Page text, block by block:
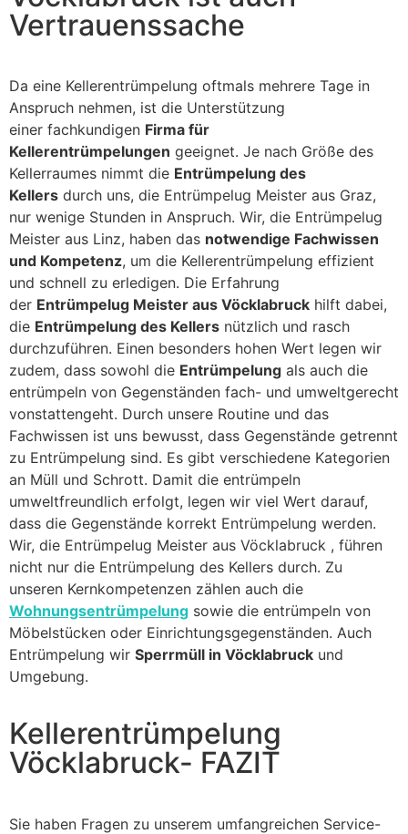
Vertrauenssache
Da eine Kellerentrümpelung oftmals mehrere Tage in
Anspruch nehmen, ist die Unterstützung
einer fachkundigen Firma für
Kellerentrümpelungen geeignet. Je nach Größe des
Kellerraumes nimmt die Entrümpelung des
Kellers durch uns, die Entrümpelug Meister aus Graz,
nur wenige Stunden in Anspruch. Wir, die Entrümpelug
Meister aus Linz, haben das notwendige Fachwissen
und Kompetenz, um die Kellerentrümpelung effizient
und schnell zu erledigen. Die Erfahrung
der Entrümpelug Meister aus Vöcklabruck hilft dabei,
die Entrümpelung des Kellers nützlich und rasch
durchzuführen. Einen besonders hohen Wert legen wir
zudem, dass sowohl die Entrümpelung als auch die
entrümpeln von Gegenständen fach- und umweltgerecht
vonstattengeht. Durch unsere Routine und das
Fachwissen ist uns bewusst, dass Gegenstände getrennt
zu Entrümpelung sind. Es gibt verschiedene Kategorien
an Müll und Schrott. Damit die entrümpeln
umweltfreundlich erfolgt, legen wir viel Wert darauf,
dass die Gegenstände korrekt Entrümpelung werden.
Wir, die Entrümpelug Meister aus Vöcklabruck , führen
nicht nur die Entrümpelung des Kellers durch. Zu
unseren Kernkompetenzen zählen auch die
Wohnungsentrümpelung sowie die entrümpeln von
Möbelstücken oder Einrichtungsgegenständen. Auch
Entrümpelung wir Sperrmüll in Vöcklabruck und
Umgebung.
Kellerentrümpelung
Vöcklabruck- FAZIT
Sie haben Fragen zu unserem umfangreichen Service-